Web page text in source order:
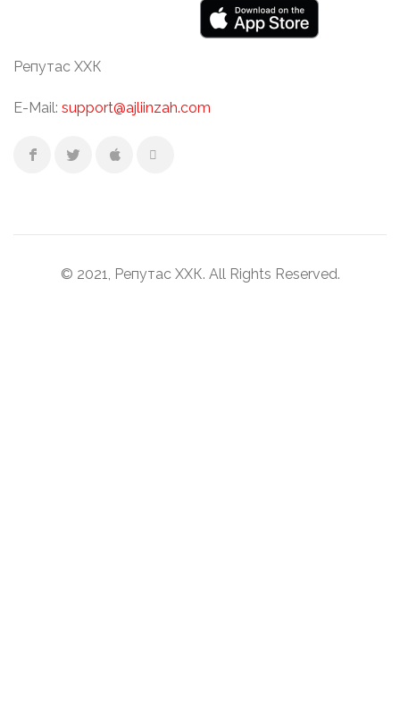
Репутас ХХК
E-Mail: support@ajliinzah.com
© 2021, Репутас ХХК. All Rights Reserved.